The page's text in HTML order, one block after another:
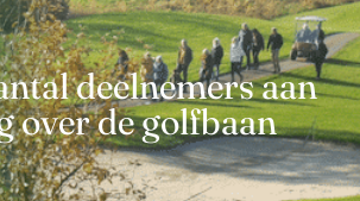
deelnemers aan
over de golfbaan